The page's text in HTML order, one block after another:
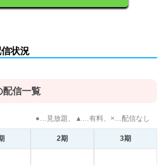
状況
配信一覧
●…見放題、▲…有料、×…配信なし
2期 3期